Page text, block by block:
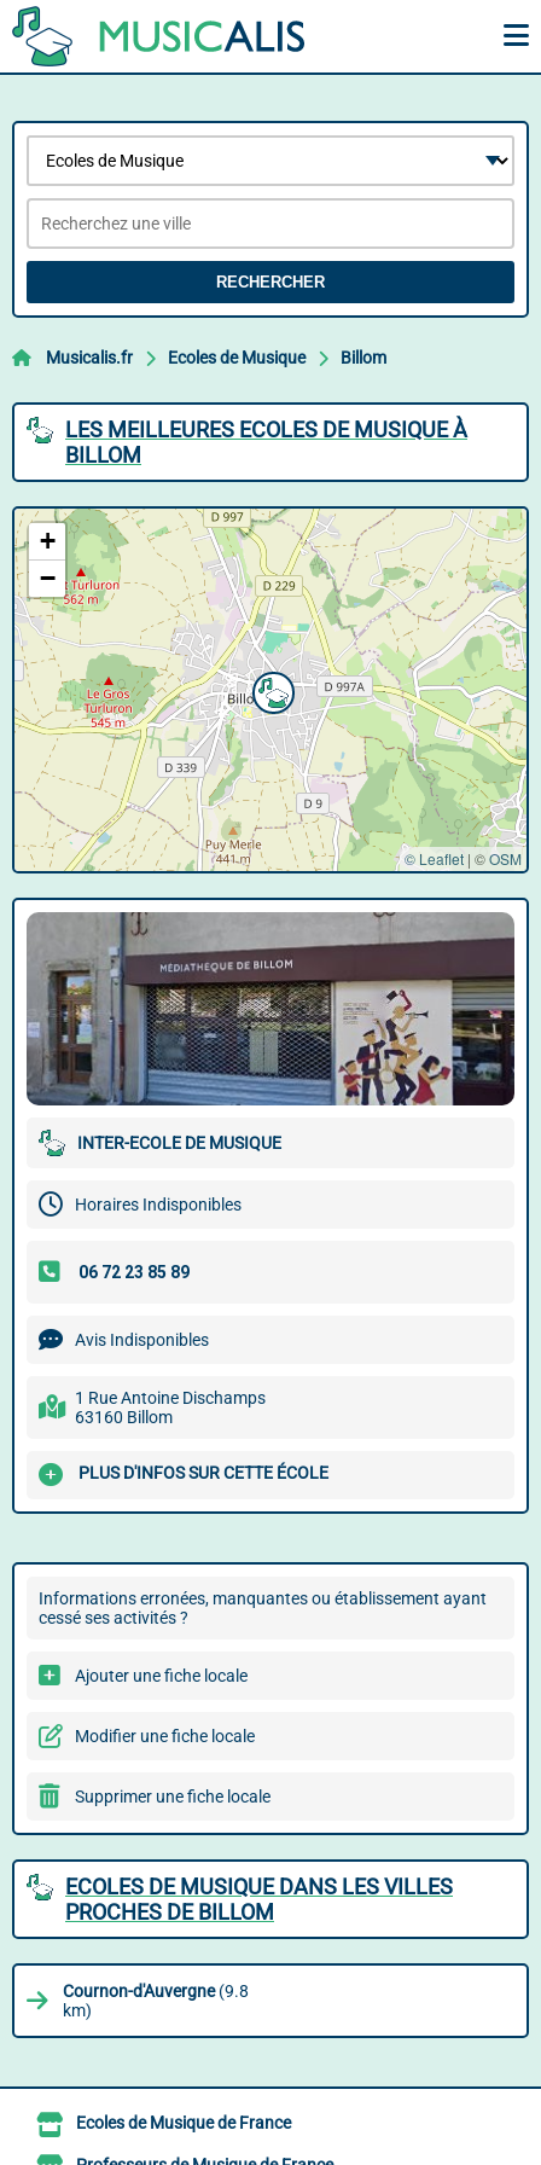
RECHERCHER
Musicalis.fr Ecoles de Musique Billom
LES MEILLEURES ECOLES DE MUSIQUE À
BILLOM
+
−
© Leaflet | ©OSM
INTER-ECOLE DE MUSIQUE
Horaires Indisponibles
Avis Indisponibles
1 Rue Antoine Dischamps
63160 Billom
PLUS D'INFOS SUR CETTE ÉCOLE
Informations erronées, manquantes ou établissement ayant
cessé ses activités ?
Ajouter une fiche locale
Modifier une fiche locale
Supprimer une fiche locale
ECOLES DE MUSIQUE DANS LES VILLES
PROCHES DE BILLOM
Cournon-d'Auvergne(9.8
km)
Ecoles de Musique de France